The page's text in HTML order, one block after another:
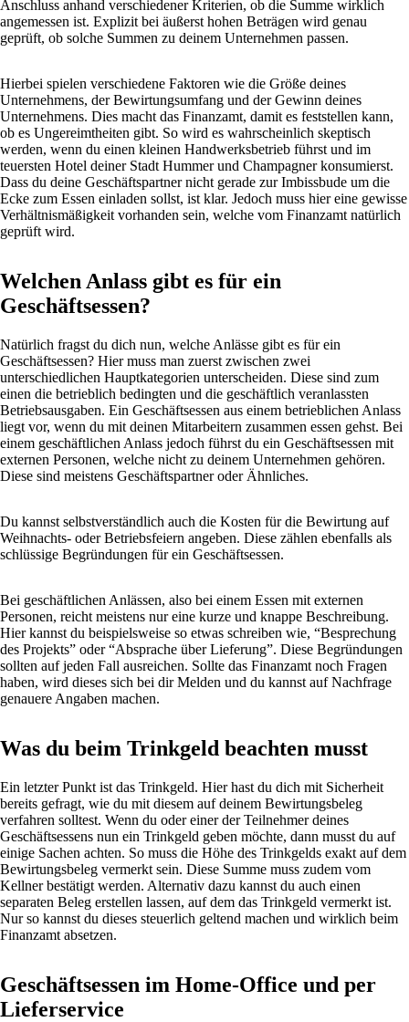
Anschluss anhand verschiedener Kriterien, ob die Summe wirklich
angemessen ist. Explizit bei äußerst hohen Beträgen wird genau
geprüft, ob solche Summen zu deinem Unternehmen passen.
Hierbei spielen verschiedene Faktoren wie die Größe deines
Unternehmens, der Bewirtungsumfang und der Gewinn deines
Unternehmens. Dies macht das Finanzamt, damit es feststellen kann,
ob es Ungereimtheiten gibt. So wird es wahrscheinlich skeptisch
werden, wenn du einen kleinen Handwerksbetrieb führst und im
teuersten Hotel deiner Stadt Hummer und Champagner konsumierst.
Dass du deine Geschäftspartner nicht gerade zur Imbissbude um die
Ecke zum Essen einladen sollst, ist klar. Jedoch muss hier eine gewisse
Verhältnismäßigkeit vorhanden sein, welche vom Finanzamt natürlich
geprüft wird.
Welchen Anlass gibt es für ein
Geschäftsessen?
Natürlich fragst du dich nun, welche Anlässe gibt es für ein
Geschäftsessen? Hier muss man zuerst zwischen zwei
unterschiedlichen Hauptkategorien unterscheiden. Diese sind zum
einen die betrieblich bedingten und die geschäftlich veranlassten
Betriebsausgaben. Ein Geschäftsessen aus einem betrieblichen Anlass
liegt vor, wenn du mit deinen Mitarbeitern zusammen essen gehst. Bei
einem geschäftlichen Anlass jedoch führst du ein Geschäftsessen mit
externen Personen, welche nicht zu deinem Unternehmen gehören.
Diese sind meistens Geschäftspartner oder Ähnliches.
Du kannst selbstverständlich auch die Kosten für die Bewirtung auf
Weihnachts- oder Betriebsfeiern angeben. Diese zählen ebenfalls als
schlüssige Begründungen für ein Geschäftsessen.
Bei geschäftlichen Anlässen, also bei einem Essen mit externen
Personen, reicht meistens nur eine kurze und knappe Beschreibung.
Hier kannst du beispielsweise so etwas schreiben wie, “Besprechung
des Projekts” oder “Absprache über Lieferung”. Diese Begründungen
sollten auf jeden Fall ausreichen. Sollte das Finanzamt noch Fragen
haben, wird dieses sich bei dir Melden und du kannst auf Nachfrage
genauere Angaben machen.
Was du beim Trinkgeld beachten musst
Ein letzter Punkt ist das Trinkgeld. Hier hast du dich mit Sicherheit
bereits gefragt, wie du mit diesem auf deinem Bewirtungsbeleg
verfahren solltest. Wenn du oder einer der Teilnehmer deines
Geschäftsessens nun ein Trinkgeld geben möchte, dann musst du auf
einige Sachen achten. So muss die Höhe des Trinkgelds exakt auf dem
Bewirtungsbeleg vermerkt sein. Diese Summe muss zudem vom
Kellner bestätigt werden. Alternativ dazu kannst du auch einen
separaten Beleg erstellen lassen, auf dem das Trinkgeld vermerkt ist.
Nur so kannst du dieses steuerlich geltend machen und wirklich beim
Finanzamt absetzen.
Geschäftsessen im Home-Office und per
Lieferservice